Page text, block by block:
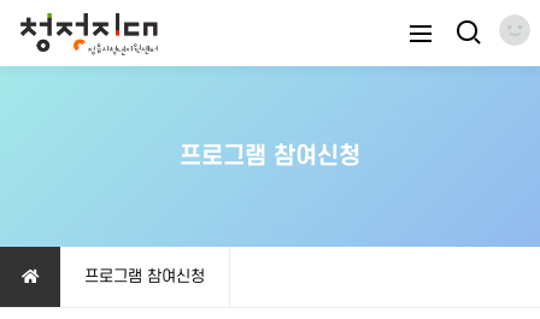
프로그램 참여신청
프로그램 참여신청